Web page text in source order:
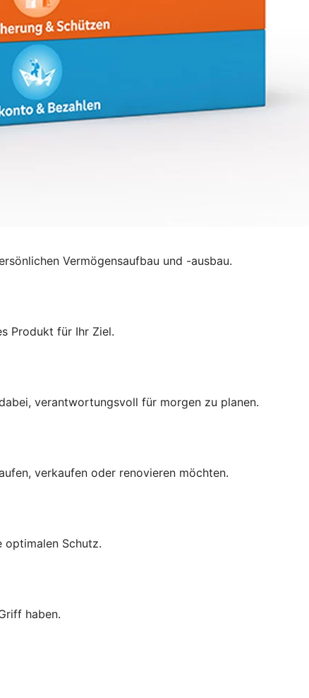
Vermögensaufbau und -ausbau.
Produkt für Ihr Ziel.
verantwortungsvoll für morgen zu planen.
verkaufen oder renovieren möchten.
optimalen Schutz.
haben.